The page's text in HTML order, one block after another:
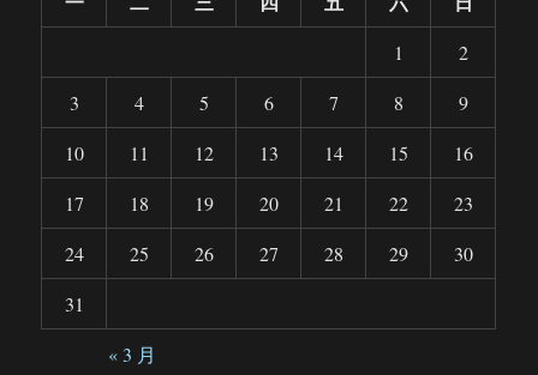
1
2
3
4 5 6 7 8
9
10
11 12 13 14 15
16
17
18 19 20 21 22
23
24
25 26 27 28 29
30
31
« 3 月